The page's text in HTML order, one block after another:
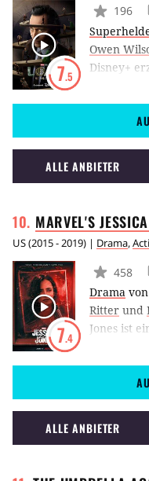
7.5
196
Owen
Disney+
Loki
der durch
Handlung
Avengers:
ALLE ANBIETER
MARVEL'S JESSICA
US(2015 - 2019) | Drama,
7.4
458
Drama von
Ritter und
Jones ist
Serie aus
sich als
ihrer
ALLE ANBIETER